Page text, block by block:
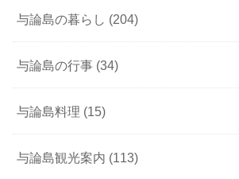
与論島の暮らし (204)
与論島の行事 (34)
与論島料理 (15)
与論島観光案内 (113)